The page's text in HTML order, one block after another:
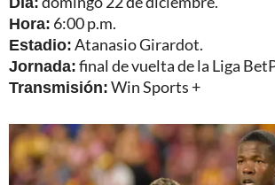
Hora: 6:00 p.m.
Estadio:Atanasio Girardot.
Jornada:final de vuelta de la Liga
Transmisión:Win Sports +